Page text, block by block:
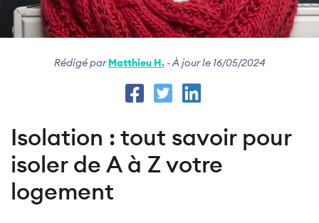
Rédigé parMatthieu H.- À jour le 16/05/2024
Isolation : tout savoir pour
isoler de A à Z votre
logement